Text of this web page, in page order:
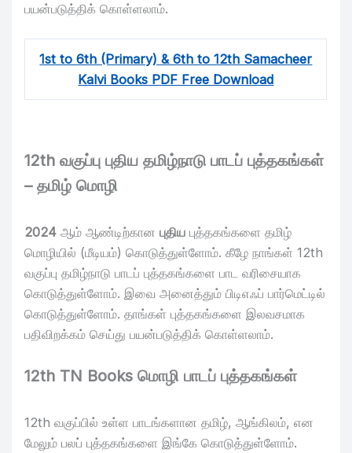
பயன்படுத்திக் கொள்ளலாம்.
1st to 6th (Primary) & 6th to 12th Samacheer
Kalvi Books PDF Free Download
12th வகுப்பு புதிய தமிழ்நாடு பாடப் புத்தகங்கள்
– தமிழ் மொழி
2024 ஆம் ஆண்டிற்கானபுதிய புத்தகங்களை தமிழ்
மொழியில் (மீடியம்) கொடுத்துள்ளோம். கீழே நாங்கள் 12th
வகுப்பு தமிழ்நாடு பாடப் புத்தகங்களை பாட வரிசையாக
கொடுத்துள்ளோம். இவை அனைத்தும் பிடிஎஃப் பார்மெட்டில்
கொடுத்துள்ளோம். தாங்கள் புத்தகங்களை இலவசமாக
பதிவிறக்கம் செய்து பயன்படுத்திக் கொள்ளலாம்.
12th TN Books மொழி பாடப் புத்தகங்கள்
12th வகுப்பில் உள்ள பாடங்களான தமிழ், ஆங்கிலம், என
மேலும் பலப் புத்தகங்களை இங்கே கொடுத்துள்ளோம்.